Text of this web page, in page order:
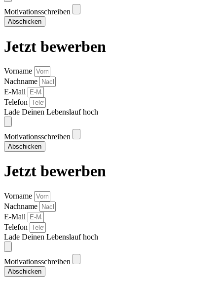
Motivationsschreiben
Abschicken
Jetzt bewerben
Vorname
Nachname
E-Mail
Telefon
Lade Deinen Lebenslauf hoch
Motivationsschreiben
Abschicken
Jetzt bewerben
Vorname
Nachname
E-Mail
Telefon
Lade Deinen Lebenslauf hoch
Motivationsschreiben
Abschicken